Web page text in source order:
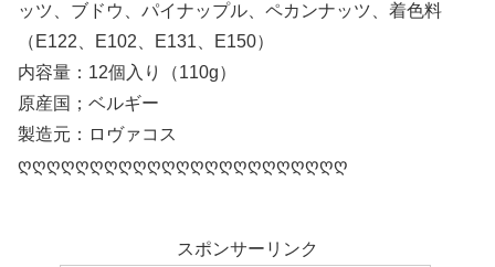
ッツ、ブドウ、パイナップル、ペカンナッツ、着色料
（E122、E102、E131、E150）
内容量：12個入り（110g）
原産国；ベルギー
製造元：ロヴァコス
ღღღღღღღღღღღღღღღღღღღღღღღ
スポンサーリンク